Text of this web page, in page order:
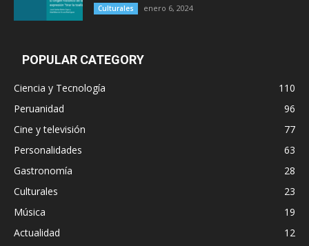
Culturales enero 6, 2024
POPULAR CATEGORY
Ciencia y Tecnología
110
Peruanidad
96
Cine y televisión
77
Personalidades
63
Gastronomía
28
Culturales
23
Música
19
Actualidad
12